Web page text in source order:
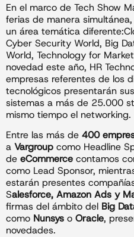
En el marco de Tech Show
ferias de manera
un área temática
Cyber Security World, Big
World, Technology for
novedad este año, HR
empresas referentes de los
tecnológicos presentarán
sistemas a más de 25.000
mismo tiempo el networking.
Entre las más de 400
a Vargroup como Headline
de eCommerce contamos
como Lead Sponsor,
estarán presentes
Salesforce, Amazon Ads y
firmas del ámbito del Big
como Nunsys o Oracle,
novedades.